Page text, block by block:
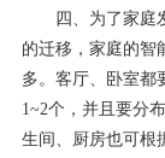
四、为了家庭发
的迁移，家庭的智
多。客厅、卧室都
1~2个，并且要分
生间、厨房也可根